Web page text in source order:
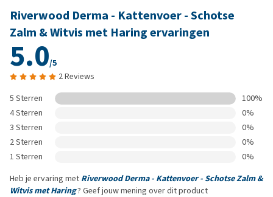
Riverwood Derma - Kattenvoer - Schotse
Zalm & Witvis met Haring ervaringen
5.0/5
2 Reviews
5 Sterren
100%
4 Sterren
0%
3 Sterren
0%
2 Sterren
0%
1 Sterren
0%
Heb je ervaring met Riverwood Derma - Kattenvoer - Schotse Zalm &
Witvis met Haring? Geef jouw mening over dit product